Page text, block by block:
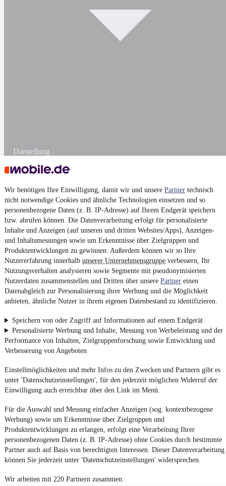
Wir benötigen Ihre Einwilligung, damit wir und unsere Partner technisch
nicht notwendige Cookies und ähnliche Technologien einsetzen und so
personenbezogene Daten (z. B. IP-Adresse) auf Ihrem Endgerät speichern
bzw. abrufen können. Die Datenverarbeitung erfolgt für personalisierte
Inhalte und Anzeigen (auf unseren und dritten Websites/Apps), Anzeigen-
und Inhaltsmessungen sowie um Erkenntnisse über Zielgruppen und
Produktentwicklungen zu gewinnen. Außerdem können wir so Ihre
Nutzererfahrung innerhalb unserer Unternehmensgruppe verbessern, Ihr
Nutzungsverhalten analysieren sowie Segmente mit pseudonymisierten
Nutzerdaten zusammenstellen und Dritten über unsere Partner einen
Datenabgleich zur Personalisierung ihrer Werbung und die Möglichkeit
anbieten, ähnliche Nutzer in ihrem eigenen Datenbestand zu identifizieren.
Speichern von oder Zugriff auf Informationen auf einem Endgerät
Personalisierte Werbung und Inhalte, Messung von Werbeleistung und der
Performance von Inhalten, Zielgruppenforschung sowie Entwicklung und
Verbesserung von Angeboten
Einstellmöglichkeiten und mehr Infos zu den Zwecken und Partnern gibt es
unter 'Datenschutzeinstellungen', für den jederzeit möglichen Widerruf der
Einwilligung auch erreichbar über den Link im Menü.
Für die Auswahl und Messung einfacher Anzeigen (sog. kontextbezogene
Werbung) sowie um Erkenntnisse über Zielgruppen und
Produktentwicklungen zu erlangen, erfolgt eine Verarbeitung Ihrer
personenbezogenen Daten (z. B. IP-Adresse) ohne Cookies durch bestimmte
Partner auch auf Basis von berechtigten Interessen. Dieser Datenverarbeitung
können Sie jederzeit unter 'Datenschutzeinstellungen' widersprechen.
Wir arbeiten mit 220 Partnern zusammen.
Darstellung